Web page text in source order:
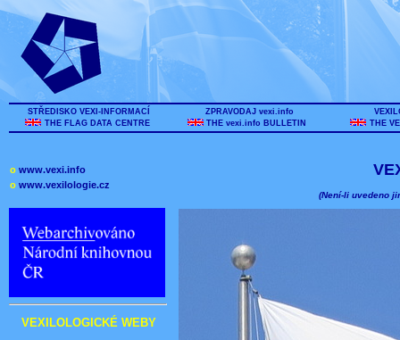
STŘEDISKO VEXI-INFORMACÍ
THE FLAG DATA CENTRE
ZPRAVODAJ vexi.info
THE vexi.info BULLETIN
THE
o www.vexi.info
o www.vexilologie.cz
VEXILOLOGICKÉ WEBY
(Není-li uvedeno